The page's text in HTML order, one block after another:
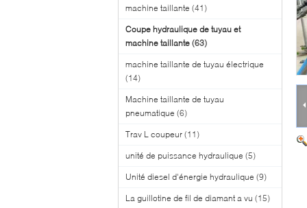
machine taillante (41)
Coupe hydraulique de tuyau et
machine taillante (63)
machine taillante de tuyau électrique
(14)
Machine taillante de tuyau
pneumatique (6)
Trav L coupeur (11)
unité de puissance hydraulique (5)
Unité diesel d'énergie hydraulique (9)
La guillotine de fil de diamant a vu (15)